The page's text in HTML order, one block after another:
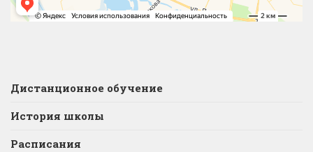
Дистанционное обучение
История школы
Расписания